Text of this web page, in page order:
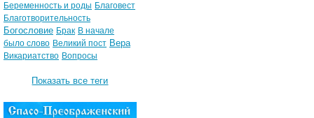
Беременность и роды Благовест
Благотворительность
Богословие Брак В начале
было слово Великий пост Вера
Викариатство Вопросы
Показать все теги